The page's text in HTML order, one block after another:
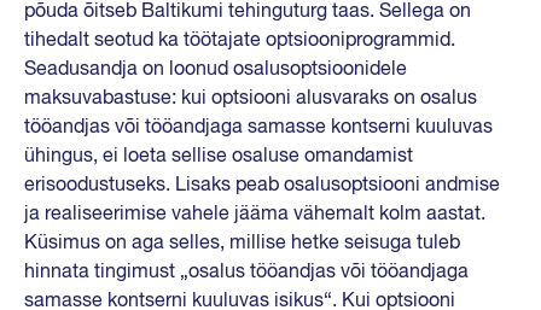
põuda õitseb Baltikumi tehinguturg taas. Sellega on
tihedalt seotud ka töötajate optsiooniprogrammid.
Seadusandja on loonud osalusoptsioonidele
maksuvabastuse: kui optsiooni alusvaraks on osalus
tööandjas või tööandjaga samasse kontserni kuuluvas
ühingus, ei loeta sellise osaluse omandamist
erisoodustuseks. Lisaks peab osalusoptsiooni andmise
ja realiseerimise vahele jääma vähemalt kolm aastat.
Küsimus on aga selles, millise hetke seisuga tuleb
hinnata tingimust „osalus tööandjas või tööandjaga
samasse kontserni kuuluvas isikus“. Kui optsiooni